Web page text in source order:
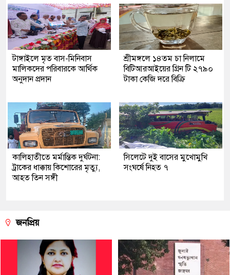
টাঙ্গাইলে মৃত বাস-মিনিবাস
মালিকদের পরিবারকে আর্থিক
অনুদান প্রদান
শ্রীমঙ্গলে ১৪তম চা নিলামে
বিটিআরআইয়ের গ্রিন টি ২৭৯০
টাকা কেজি দরে বিক্রি
কালিহাতীতে মর্মান্তিক দুর্ঘটনা:
ট্রাকের ধাক্কায় কিশোরের মৃত্যু,
আহত তিন সঙ্গী
সিলেটে দুই বাসের মুখোমুখি
সংঘর্ষে নিহত ৭
জনপ্রিয়